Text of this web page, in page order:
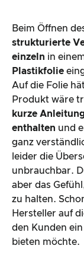
Beim Öffnen
strukturierte
einzeln in
Plastikfolie
Auf die Folie
Produkt wäre
kurze
enthalten und
ganz
leider die
unbrauchbar.
aber das
zu halten.
Hersteller auf
den Kunden ein
bieten möchte.